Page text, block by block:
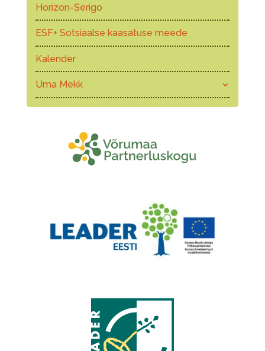
Horizon-Serigo
ESF+ Sotsiaalse kaasatuse meede
Kalender
Uma Mekk